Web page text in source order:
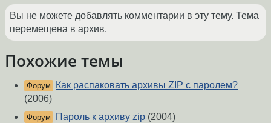
Вы не можете добавлять комментарии в эту тему. Тема
перемещена в архив.
Похожие темы
Форум
Как распаковать архивы ZIP с паролем?
(2006)
Форум Пароль к архиву zip (2004)